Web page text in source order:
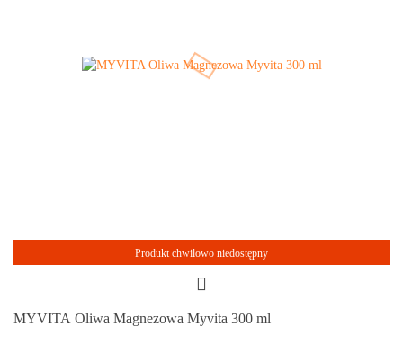
Produkt chwilowo niedostępny
MYVITA Oliwa Magnezowa Myvita 300 ml